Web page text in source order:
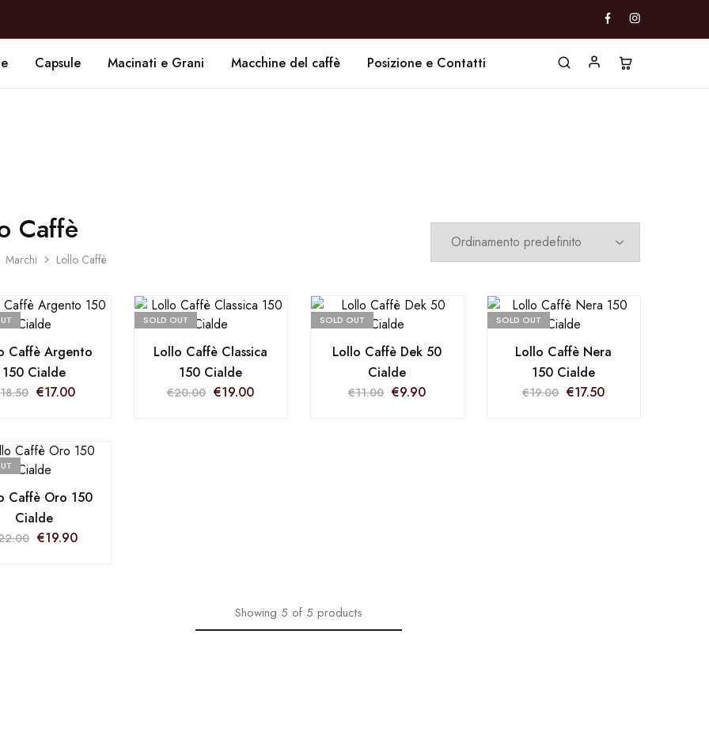
Capsule Macinati e Grani Macchine del caffè Posizione e Contatti
Caffè
Marchi Lollo Caffè
Caffè Argento
150 Cialde
18.50 €17.00
SOLD OUT
Lollo Caffè Classica
150 Cialde
€20.00 €19.00
SOLD OUT
Lollo Caffè Dek 50
Cialde
€11.00 €9.90
SOLD OUT
Lollo Caffè Nera
150 Cialde
€19.00 €17.50
Caffè Oro 150
Cialde
€19.90
Showing 5of 5products